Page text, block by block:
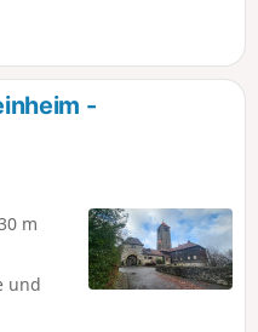
-
m
und